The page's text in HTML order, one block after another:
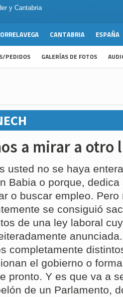
y Cantabria
CANTABRIA ESPAÑA
PEDIDOS GALERÍAS DE FOTOS
a mirar a otro
usted no se haya
Babia o porque,
o buscar empleo. Pero
se consiguió
de una ley laboral
completamente
el gobierno o
pronto. Y es que va a
de un Parlamento,